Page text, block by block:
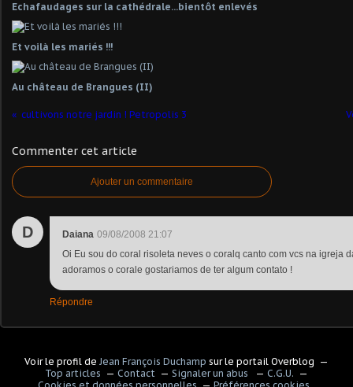
Echafaudages sur la cathédrale...bientôt enlevés
Et voilà les mariés !!!
Au château de Brangues (II)
cultivons notre jardin ! Petropolis 3
Commenter cet article
Ajouter un commentaire
D Daiana 09/08/2008 21:07
Oi Eu sou do coral risoleta neves o coralq canto com vcs na igreja
adoramos o corale gostariamos de ter algum contato !
Répondre
Voir le profil de Jean François Duchamp sur le portail Overblog
Top articles
Contact Signaler un abus
C.G.U.